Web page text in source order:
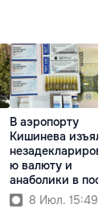
В аэропорту
Кишинева изъяли
ю валюту и
анаболики в
8 Июл. 15:49